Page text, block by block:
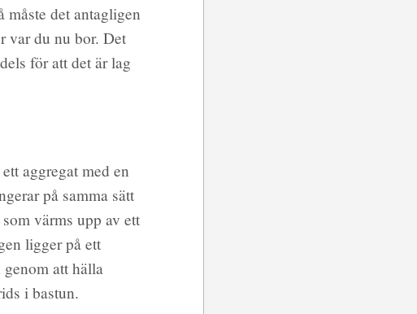
måste det antagligen
var du nu bor. Det
för att det är lag
aggregat med en
på samma sätt
värms upp av ett
ligger på ett
att hälla
i bastun.